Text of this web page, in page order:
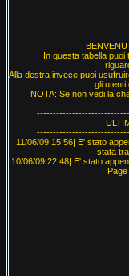
In questa tabella
Alla destra invece puoi
gli utenti
NOTA: Se non vedi la
11/06/09 15:56| E' stato
stata
10/06/09 22:48| E' stato